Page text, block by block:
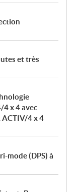
et très
4 x 4 avec
4 x 4
mode (DPS) à